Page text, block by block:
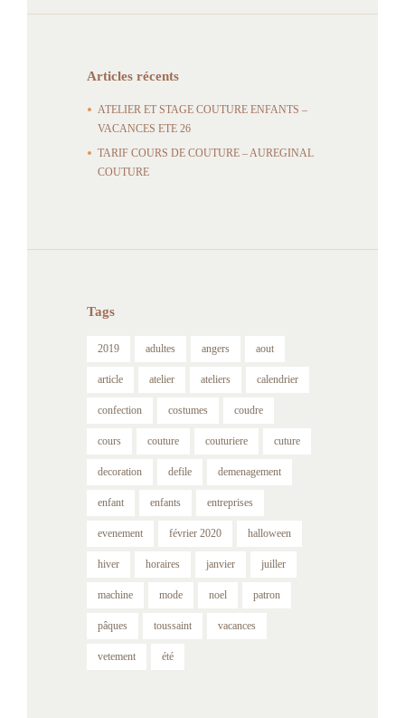
Articles récents
ATELIER ET STAGE COUTURE ENFANTS –
VACANCES ETE 26
TARIF COURS DE COUTURE – AUREGINAL
COUTURE
Tags
2019 adultes angers aout
article atelier ateliers calendrier
confection costumes coudre
cours couture couturiere cuture
decoration defile demenagement
enfant enfants entreprises
evenement février 2020 halloween
hiver horaires janvier juiller
machine mode noel patron
pâques toussaint vacances
vetement été